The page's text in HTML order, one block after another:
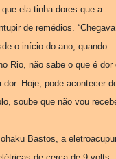
ela tinha dores que a
de remédios.
o início do ano, quando
Rio, não sabe o que é dor
Hoje, pode acontecer
soube que não vou
Bastos, a